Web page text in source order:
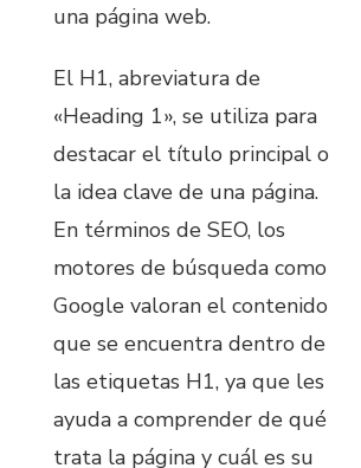
una página web.
El H1, abreviatura de
«Heading 1», se utiliza para
destacar el título principal o
la idea clave de una página.
En términos de SEO, los
motores de búsqueda como
Google valoran el contenido
que se encuentra dentro de
las etiquetas H1, ya que les
ayuda a comprender de qué
trata la página y cuál es su